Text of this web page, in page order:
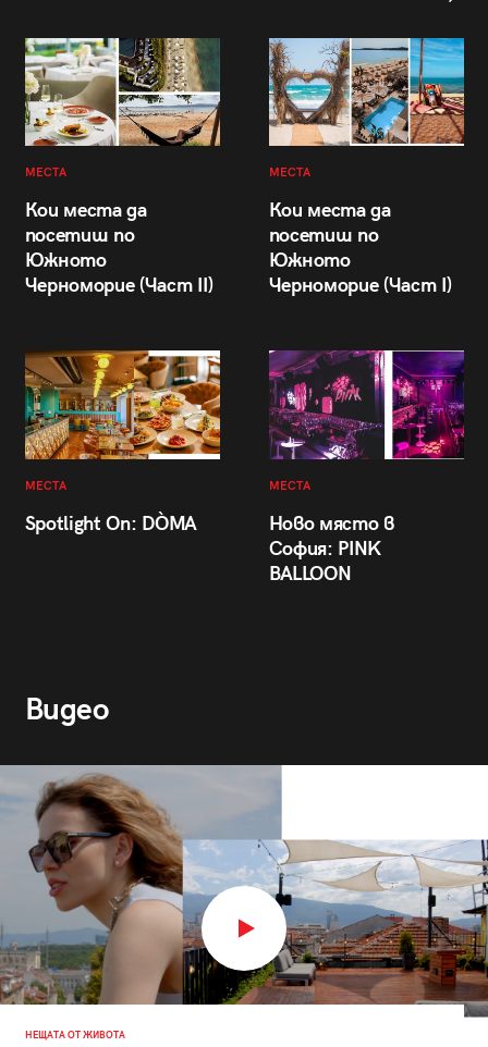
МЕСТА
Кои места да
посетиш по
Южното
Черноморие (Част II)
МЕСТА
Кои места да
посетиш по
Южното
Черноморие (Част I)
МЕСТА
Spotlight On: DÒMA
МЕСТА
Ново място в
София: PINK
BALLOON
Видео
НЕЩАТА ОТ ЖИВОТА